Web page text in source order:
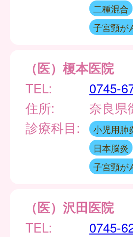
二種混合
子宮頸が
（医）榎本医院
TEL:
0745-
住所:
奈良県
診療科目:
小児用肺
日本脳炎
子宮頸が
（医）沢田医院
TEL:
0745-